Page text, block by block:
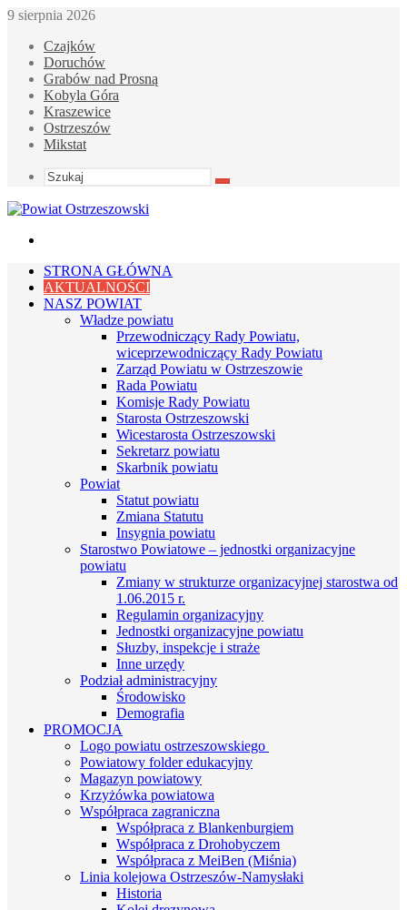
9 sierpnia 2026
Czajków
Doruchów
Grabów nad Prosną
Kobyla Góra
Kraszewice
Ostrzeszów
Mikstat
Szukaj
STRONA GŁÓWNA
AKTUALNOŚCI
NASZ POWIAT
Władze powiatu
Przewodniczący Rady Powiatu,
wiceprzewodniczący Rady Powiatu
Zarząd Powiatu w Ostrzeszowie
Rada Powiatu
Komisje Rady Powiatu
Starosta Ostrzeszowski
Wicestarosta Ostrzeszowski
Sekretarz powiatu
Skarbnik powiatu
Powiat
Statut powiatu
Zmiana Statutu
Insygnia powiatu
Starostwo Powiatowe – jednostki organizacyjne
powiatu
Zmiany w strukturze organizacyjnej starostwa od
1.06.2015 r.
Regulamin organizacyjny
Jednostki organizacyjne powiatu
Słuzby, inspekcje i straże
Inne urzędy
Podział administracyjny
Środowisko
Demografia
PROMOCJA
Logo powiatu ostrzeszowskiego
Powiatowy folder edukacyjny
Magazyn powiatowy
Krzyżówka powiatowa
Współpraca zagraniczna
Współpraca z Blankenburgiem
Współpraca z Drohobyczem
Współpraca z MeiBen (Miśnia)
Linia kolejowa Ostrzeszów-Namysłaki
Historia